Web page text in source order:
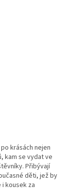
krásách nejen
kam se vydat ve
Přibývají
děti, jež by
kousek za